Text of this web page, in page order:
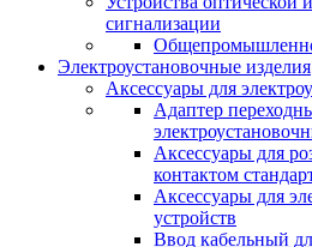
сигнализации
Электроустановочные изделия
Аксессуары для
Адаптер
Аксессуары для
контактом
Аксессуары для
устройств
Ввод кабельный